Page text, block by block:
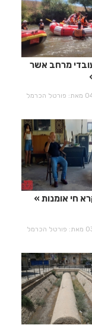
מרחב אשר
04.08.2026 מאת: פורטל הכרמל
חי אומנות
03.08.2026 מאת: פורטל הכרמל